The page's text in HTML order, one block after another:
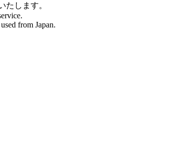
たします。
from Japan.